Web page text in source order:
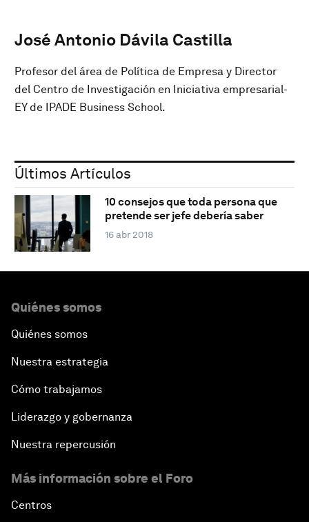
José Antonio Dávila Castilla
Profesor del área de Política de Empresa y Director
del Centro de Investigación en Iniciativa empresarial-
EY de IPADE Business School.
Últimos Artículos
10 consejos que toda persona que
pretende ser jefe debería saber
16 abr 2018
Quiénes somos
Quiénes somos
Nuestra estrategia
Cómo trabajamos
Liderazgo y gobernanza
Nuestra repercusión
Más información sobre el Foro
Centros